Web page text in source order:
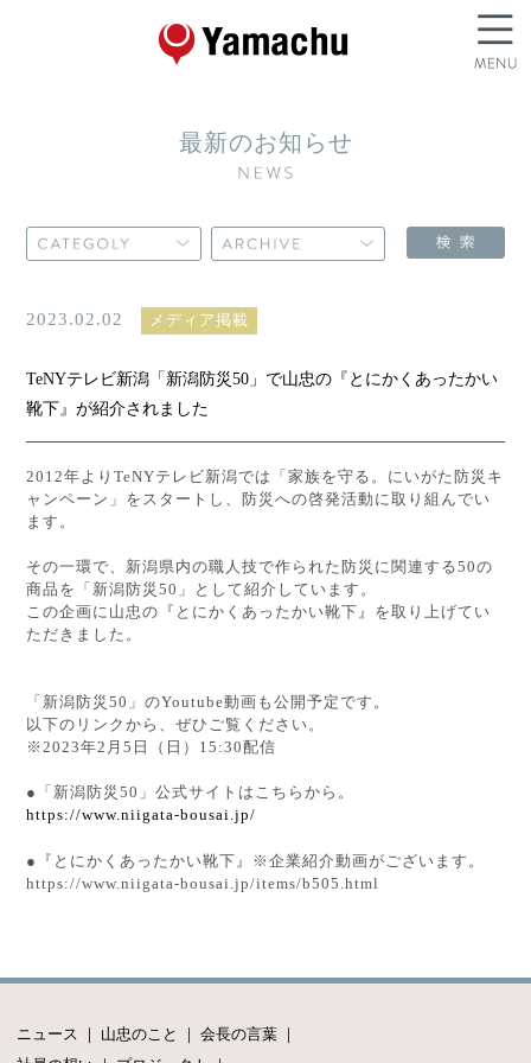
最新のお知らせ
2023.02.02 メディア掲載
TeNYテレビ新潟「新潟防災50」で山忠の『とにかくあったかい
靴下』が紹介されました
2012年よりTeNYテレビ新潟では「家族を守る。にいがた防災キ
ャンペーン」をスタートし、防災への啓発活動に取り組んでい
ます。
その一環で、新潟県内の職人技で作られた防災に関連する50の
商品を「新潟防災50」として紹介しています。
この企画に山忠の『とにかくあったかい靴下』を取り上げてい
ただきました。
「新潟防災50」のYoutube動画も公開予定です。
以下のリンクから、ぜひご覧ください。
※2023年2月5日（日）15:30配信
●「新潟防災50」公式サイトはこちらから。
https://www.niigata-bousai.jp/
●『とにかくあったかい靴下』※企業紹介動画がございます。
https://www.niigata-bousai.jp/items/b505.html
ニュース ｜ 山忠のこと ｜会長の言葉 ｜